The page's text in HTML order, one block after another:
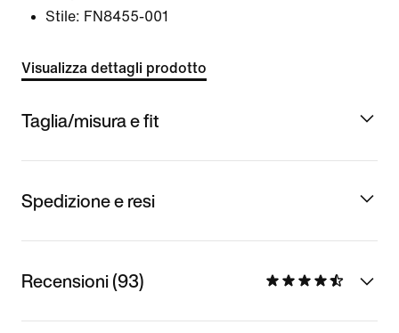
Stile: FN8455-001
Visualizza dettagli prodotto
Taglia/misura e fit
Spedizione e resi
Recensioni (93)